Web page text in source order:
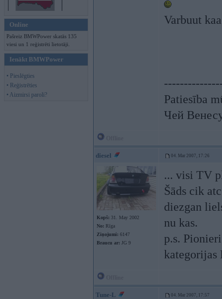
Online
Pašreiz BMWPower skatās 135
viesi un 1 reģistrēti lietotāji.
Ienākt BMWPower
• Pieslēgties
• Reģistrēties
• Aizmirsi paroli?
Varbuut
Patiesība
Чей
diesel 04. Mar 2007, 17:26
Kopš: 31. May 2002
No: Rīga
Ziņojumi: 6147
Braucu ar: JG 9
... visi TV
Šāds cik
diezgan
nu kas.
p.s.
kategorijas
Tune-L 04. Mar 2007, 17:57